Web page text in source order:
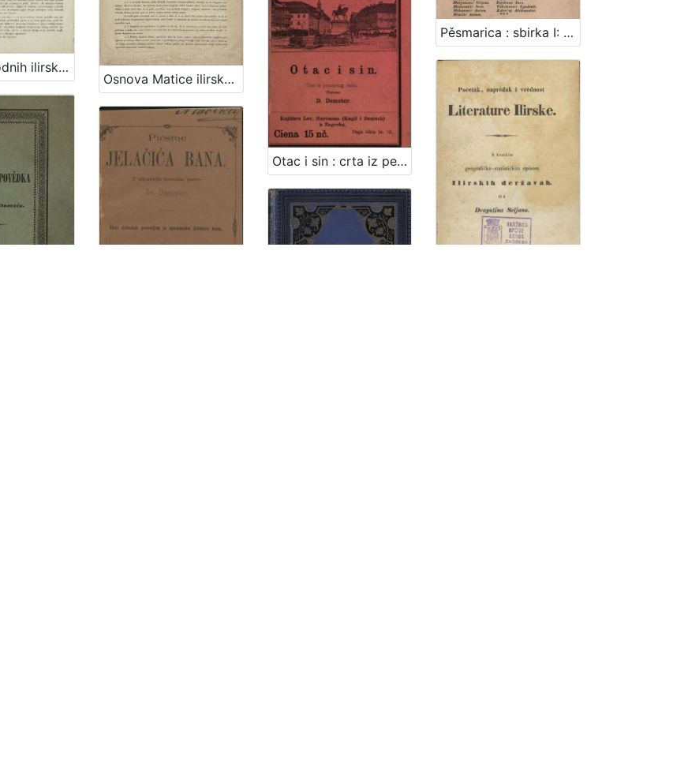
Oglas Narodnih ilirskih novinah i Danice ilirske za godinu 1841 / Ljudevit Gaj
Osnova Matice ilirske / od ravniteljstva družtva čitaonice ilirske zagrebačke
Otac i sin : crta iz petnajstog vieka / pripovieda ju D. Demeter
Pěsmarica : sbirka I: pěsme domorodne / izdane po D.R. i L.V.